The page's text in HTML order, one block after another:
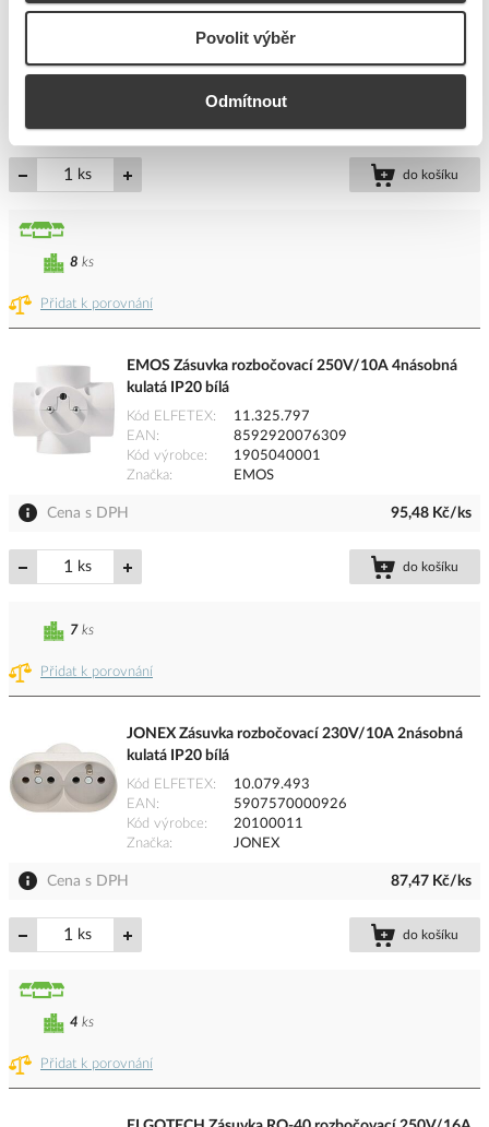
Povolit výběr
Odmítnout
8595025372574
Kód výrobce
1905030030
ks do košíku
Přidat k porovnání
8 ks
EMOS Zásuvka rozbočovací 250V/10A 4násobná
kulatá IP20 bílá
Kód ELFETEX
11.325.797
EAN
8592920076309
Kód výrobce
1905040001
Značka
EMOS
Cena s DPH 95,48 Kč/ks
ks do košíku
Přidat k porovnání
7 ks
JONEX Zásuvka rozbočovací 230V/10A 2násobná
kulatá IP20 bílá
Kód ELFETEX
10.079.493
EAN
5907570000926
Kód výrobce
20100011
Značka
JONEX
Cena s DPH 87,47 Kč/ks
ks do košíku
Přidat k porovnání
4 ks